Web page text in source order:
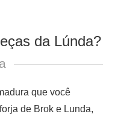
da Lúnda?
que você
de Brok e Lunda,